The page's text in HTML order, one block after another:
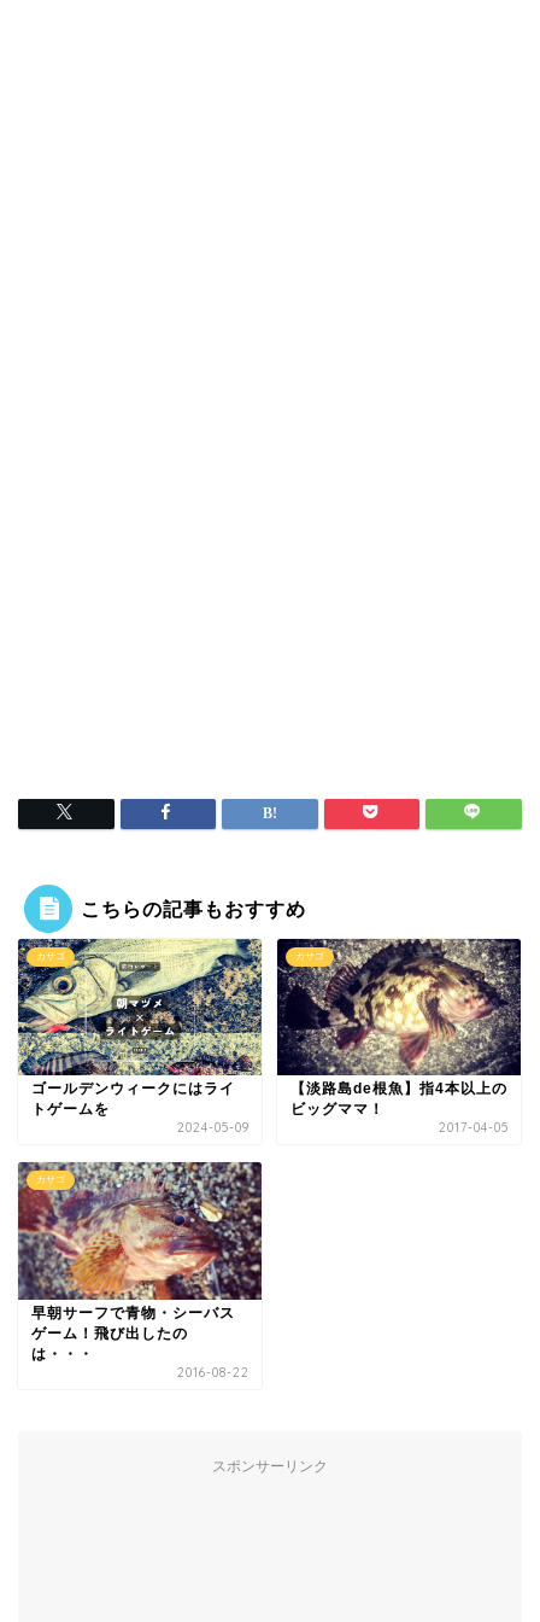
こちらの記事もおすすめ
カサゴ
ゴールデンウィークにはライ
トゲームを
2024-05-09
カサゴ
【淡路島de根魚】指4本以上の
ビッグママ！
2017-04-05
カサゴ
早朝サーフで青物・シーバス
ゲーム！飛び出したの
は・・・
2016-08-22
スポンサーリンク